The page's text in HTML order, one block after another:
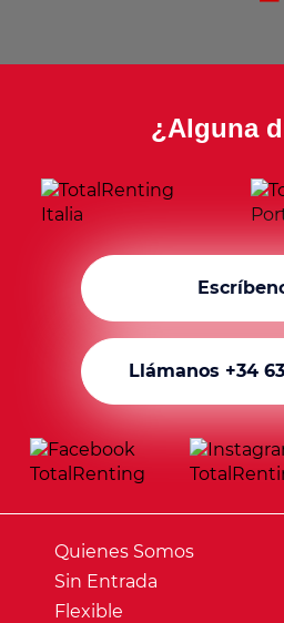
¿Alguna
Llámanos +34
Quienes Somos
Sin Entrada
Flexible